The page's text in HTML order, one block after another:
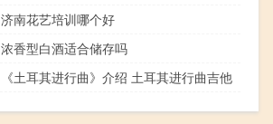
济南花艺培训哪个好
浓香型白酒适合储存吗
《土耳其进行曲》介绍 土耳其进行曲吉他